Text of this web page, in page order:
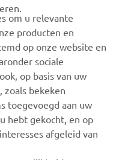
over de nieuwste deals,
en nog veel meer
om u relevante
producten en
op onze website en
sociale
op basis van uw
zoals bekeken
toegevoegd aan uw
hebt gekocht, en op
afgeleid van